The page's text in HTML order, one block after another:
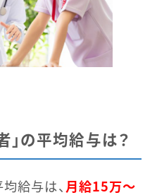
」の平均給与は？
給与は、 月給15万～